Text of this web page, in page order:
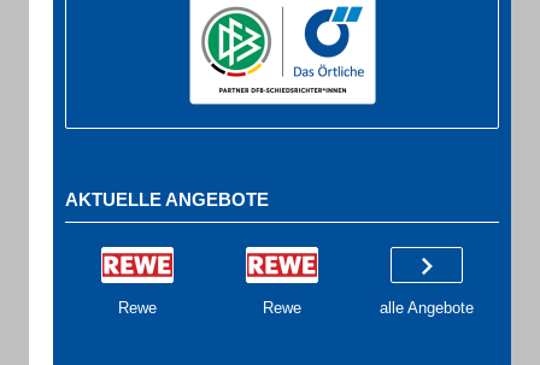
AKTUELLE ANGEBOTE
Rewe Rewe alle Angebote